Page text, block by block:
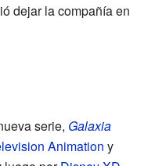
dejar la compañía en
serie, Galaxia
Animation y